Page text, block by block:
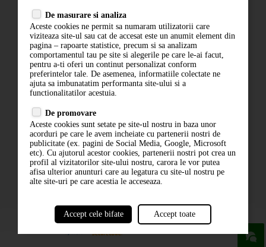
Politica de confidentialitate
ANPC
ABONARE LA NEWSLETTER
ABONARE
De masurare si analiza
Aceste cookies ne permit sa numaram utilizatorii care
viziteaza site-ul sau cat de accesat este un anumit element din
pagina – rapoarte statistice, precum si sa analizam
comportamentul tau pe site si alegerile pe care le-ai facut,
pentru a-ti oferi un continut personalizat conform
preferintelor tale. De asemenea, informatiile colectate ne
ajuta sa imbunatatim performanta site-ului si a
functionalitatilor acestuia.
De promovare
Aceste cookies sunt setate pe site-ul nostru in baza unor
acorduri pe care le avem incheiate cu partenerii nostri de
publicitate (ex. pagini de Social Media, Google, Microsoft
etc). Cu ajutorul acestor cookies, partenerii nostri pot crea un
profil al vizitatorilor site-ului nostru, carora le vor putea
afisa ulterior anunturi care au legatura cu site-ul nostru pe
alte site-uri pe care acestia le acceseaza.
Accept cele bifate Accept toate